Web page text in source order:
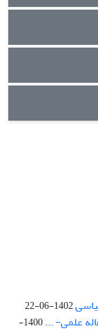
1402-06-22
علمی- ...
1400-